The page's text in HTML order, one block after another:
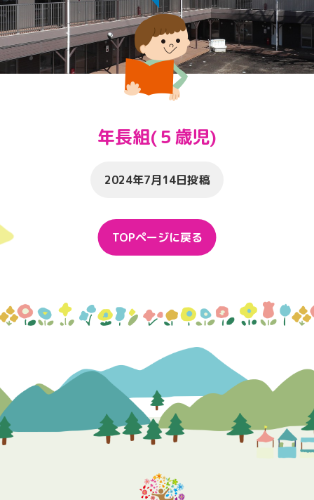
年長組(５歳児)
2024年7月14日投稿
TOPページに戻る